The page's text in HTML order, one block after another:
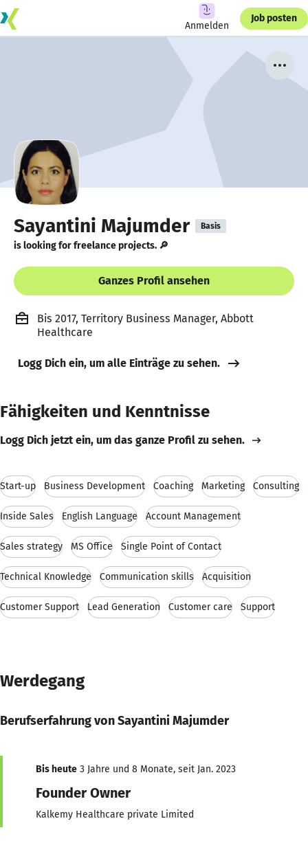
Anmelden
Job posten
Sayantini Majumder Basis
is looking for freelance projects. 🔎
Ganzes Profil ansehen
Bis 2017, Territory Business Manager, Abbott
Healthcare
Logg Dich ein, um alle Einträge zu sehen.
Fähigkeiten und Kenntnisse
Logg Dich jetzt ein, um das ganze Profil zu sehen.
Start-up Business Development Coaching Marketing Consulting
Inside Sales English Language Account Management
Sales strategy MS Office Single Point of Contact
Technical Knowledge Communication skills Acquisition
Customer Support Lead Generation Customer care Support
Werdegang
Berufserfahrung von Sayantini Majumder
Bis heute 3 Jahre und 8 Monate, seit Jan. 2023
Founder Owner
Kalkemy Healthcare private Limited